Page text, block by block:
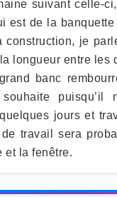
suivant celle-
est de la
construction, je
longueur entre
banc
puisqu’il
jours et
travail sera
et la fenêtre.